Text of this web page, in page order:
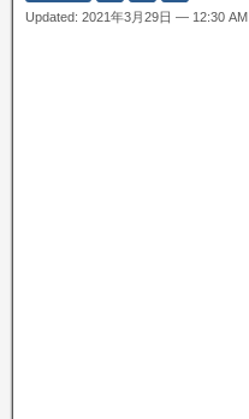
Updated: 2021年3月29日 — 12:30 AM